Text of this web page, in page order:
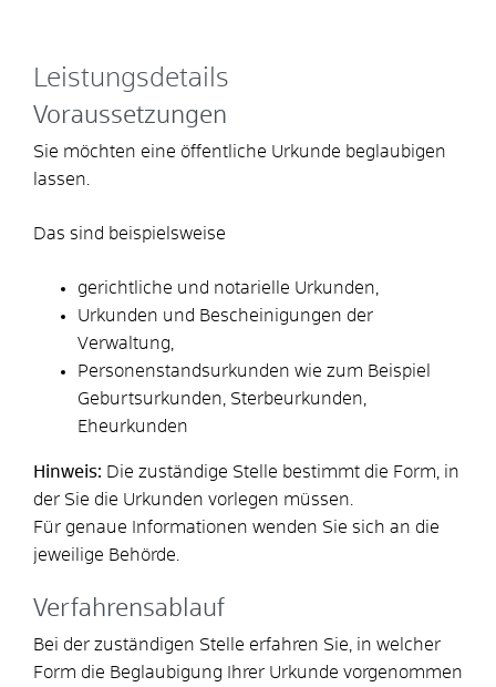
Leistungsdetails
Voraussetzungen
Sie möchten eine öffentliche Urkunde beglaubigen
lassen.
Das sind beispielsweise
gerichtliche und notarielle Urkunden,
Urkunden und Bescheinigungen der
Verwaltung,
Personenstandsurkunden wie zum Beispiel
Geburtsurkunden, Sterbeurkunden,
Eheurkunden
Hinweis: Die zuständige Stelle bestimmt die Form, in
der Sie die Urkunden vorlegen müssen.
Für genaue Informationen wenden Sie sich an die
jeweilige Behörde.
Verfahrensablauf
Bei der zuständigen Stelle erfahren Sie, in welcher
Form die Beglaubigung Ihrer Urkunde vorgenommen